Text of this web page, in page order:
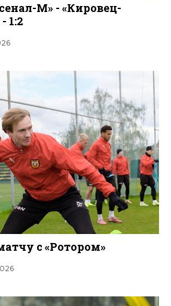
М» - «Кировец-
1:2
с «Ротором»